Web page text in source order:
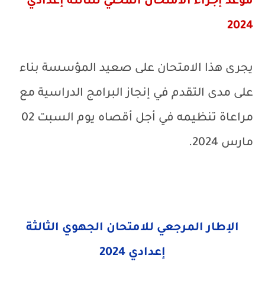
2024
يجرى هذا الامتحان على صعيد المؤسسة بناء
على مدى التقدم في إنجاز البرامج الدراسية مع
مراعاة تنظيمه في أجل أقصاه يوم السبت 02
مارس 2024.
الإطار المرجعي للامتحان الجهوي الثالثة
إعدادي 2024